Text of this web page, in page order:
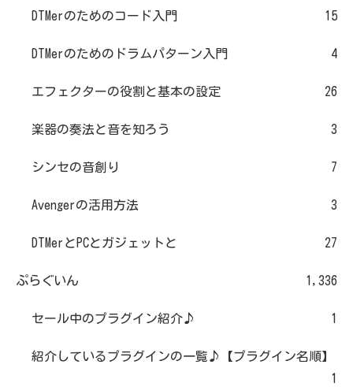
DTMerのためのコード入門 15
DTMerのためのドラムパターン入門 4
エフェクターの役割と基本の設定 26
楽器の奏法と音を知ろう 3
シンセの音創り 7
Avengerの活用方法 3
DTMerとPCとガジェットと 27
ぷらぐいん 1,336
セール中のプラグイン紹介♪ 1
紹介しているプラグインの一覧♪【プラグイン名順】
1